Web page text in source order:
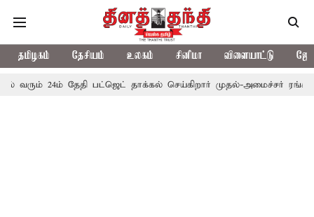
தமிழகம் தேசியம் உலகம் சினிமா விளையாட்டு
தேதி பட்ஜெட் தாக்கல் செய்கிறார் முதல்-அமைச்சர் ரங்கசாமி